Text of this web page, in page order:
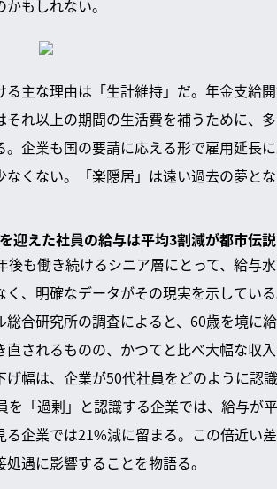
もしれない。
る主な理由は「生計維持」だ。年金支給
それ以上の期間の生活費を補うために、
。企業も国の要請に応える形で雇用延長
なくない。「楽隠居」は遠い過去の夢と
迎えた社員の給与は平均3割減が都市伝
後も働き続けるシニア層にとって、給与
く、明確なデータがその現実を示している
総合研究所の調査によると、60歳を境に
直されるものの、かつてと比べ大幅な収
げ幅は、企業が50代社員をどのように認
を「過剰」と認識する企業では、給与が
る企業では21%減に留まる。この倍近い
処遇に影響することを物語る。